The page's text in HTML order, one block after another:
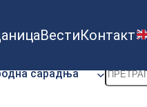
ВестиКонтакт
сарадња